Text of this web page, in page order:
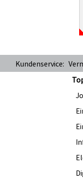
Kundenservice: